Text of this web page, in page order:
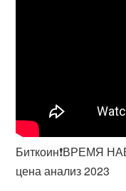
Биткоин❗️ВРЕМЯ
цена анализ 2023